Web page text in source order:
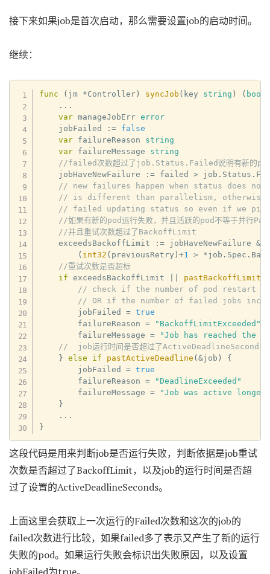
接下来如果job是首次启动，那么需要设置job的启动时间。
继续：
func ( jm *Controller) syncJob ( key string ) ( bool
...
var manageJobErr error
    jobFailed
:= false
var failureReason string
var failureMessage string
//failed次数超过了job.Status.Failed说明有新的pod
    jobHaveNewFailure
:= failed > job . Status .
// new failures happen when status does
// is different than parallelism, otherwise
// failed updating status so even if we
//如果有新的pod运行失败，并且活跃的pod不等于并行
//并且重试次数超过了BackoffLimit
    exceedsBackoffLimit
:= jobHaveNewFailure &&
( int32 ( previousRetry )+1 > *job . Spec .
//重试次数是否超标
if exceedsBackoffLimit
// check if the number of pod restart
// OR if the number of failed jobs
        jobFailed
= true
        failureReason
=
"BackoffLimitExceeded"
        failureMessage
=
"Job has reached the
//  job运行时间是否超过了ActiveDeadlineSeconds
}
else if pastActiveDeadline (&job )
{
        jobFailed
= true
        failureReason
=
"DeadlineExceeded"
        failureMessage
=
"Job was active
}
...
}
这段代码是用来判断job是否运行失败，判断依据是job重试
次数是否超过了BackoffLimit，以及job的运行时间是否超
过了设置的ActiveDeadlineSeconds。
上面这里会获取上一次运行的Failed次数和这次的job的
failed次数进行比较，如果failed多了表示又产生了新的运行
失败的pod。如果运行失败会标识出失败原因，以及设置